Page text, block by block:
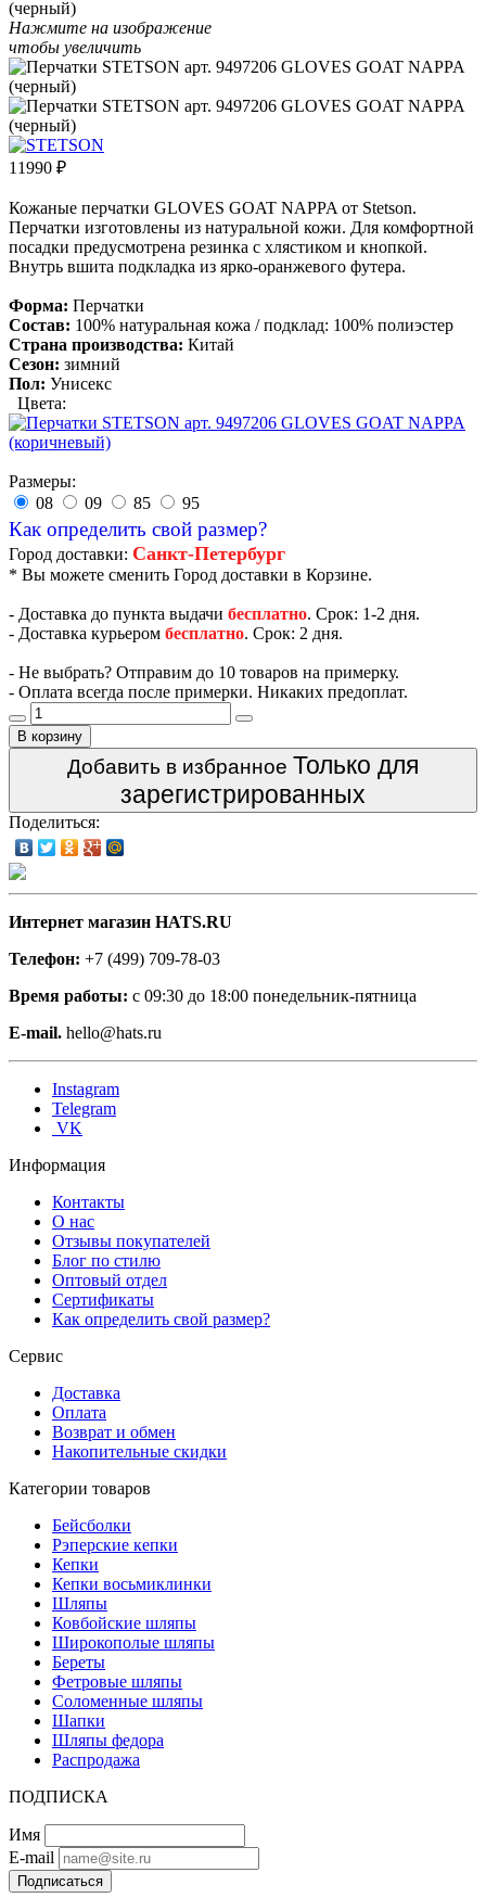
Нажмите на изображение
чтобы увеличить
11990 ₽
Кожаные перчатки GLOVES GOAT NAPPA от Stetson.
Перчатки изготовлены из натуральной кожи. Для комфортной
посадки предусмотрена резинка с хлястиком и кнопкой.
Внутрь вшита подкладка из ярко-оранжевого футера.
Форма: Перчатки
Состав: 100% натуральная кожа / подклад: 100% полиэстер
Страна производства: Китай
Сезон: зимний
Пол: Унисекс
Цвета:
Размеры:
08
09 85 95
Как определить свой размер?
Город доставки: Санкт-Петербург
* Вы можете сменить Город доставки в Корзине.
- Доставка до пункта выдачи бесплатно. Срок: 1-2 дня.
- Доставка курьером бесплатно. Срок: 2 дня.
- Не выбрать? Отправим до 10 товаров на примерку.
- Оплата всегда после примерки. Никаких предоплат.
В корзину
Добавить в избранное Только для
зарегистрированных
Поделиться:
Интернет магазин HATS.RU
Телефон: +7 (499) 709-78-03
Время работы: с 09:30 до 18:00 понедельник-пятница
E-mail. hello@hats.ru
Instagram
Telegram
VK
Информация
Контакты
О нас
Отзывы покупателей
Блог по стилю
Оптовый отдел
Сертификаты
Как определить свой размер?
Сервис
Доставка
Оплата
Возврат и обмен
Накопительные скидки
Категории товаров
Бейсболки
Рэперские кепки
Кепки
Кепки восьмиклинки
Шляпы
Ковбойские шляпы
Широкополые шляпы
Береты
Фетровые шляпы
Соломенные шляпы
Шапки
Шляпы федора
Распродажа
ПОДПИСКА
Имя
E-mail
Подписаться